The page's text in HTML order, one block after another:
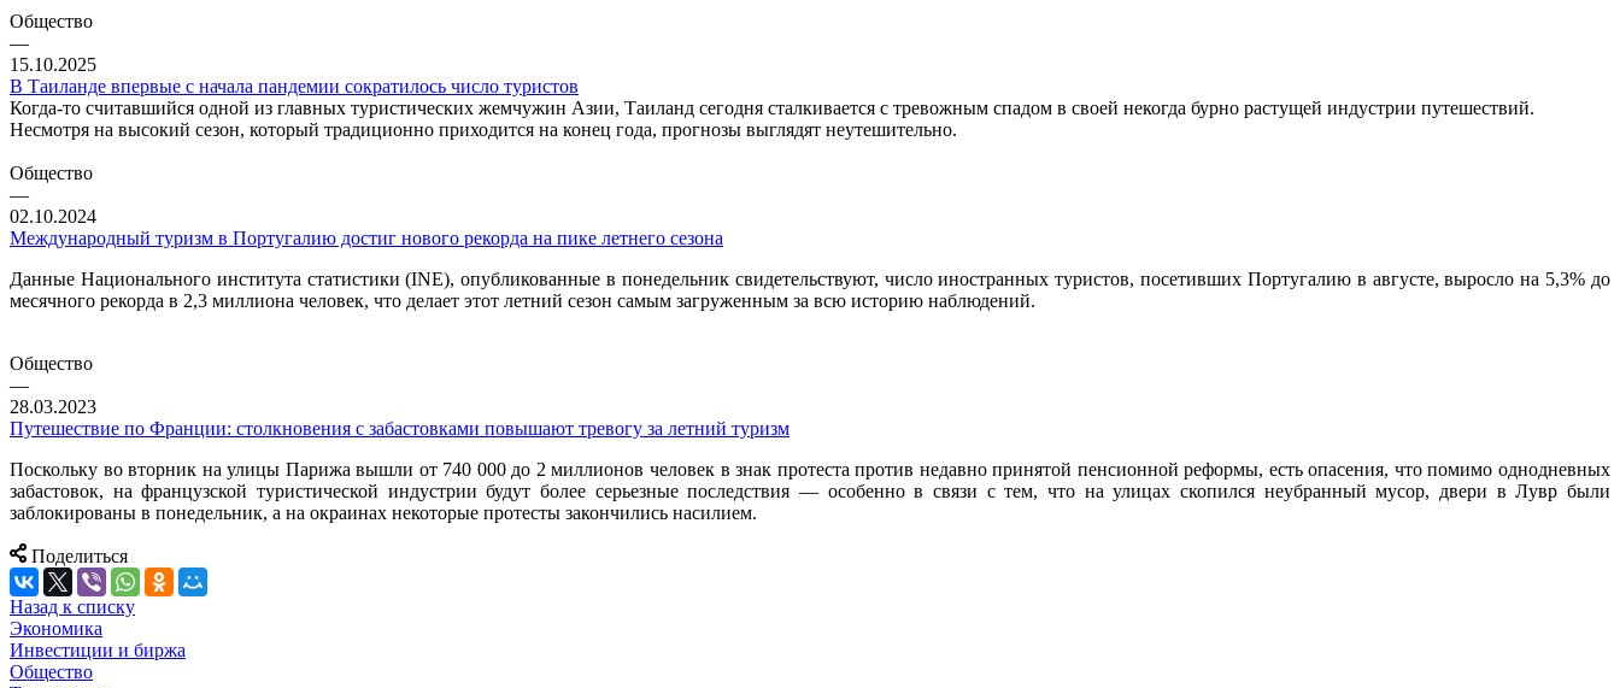
Общество
—
15.10.2025
В Таиланде впервые с начала пандемии сократилось число туристов
Когда-то считавшийся одной из главных туристических жемчужин Азии, Таиланд сегодня сталкивается с тревожным спадом в своей некогда бурно растущей индустрии путешествий.
Несмотря на высокий сезон, который традиционно приходится на конец года, прогнозы выглядят неутешительно.
Общество
—
02.10.2024
Международный туризм в Португалию достиг нового рекорда на пике летнего сезона
Данные Национального института статистики (INE), опубликованные в понедельник свидетельствуют, число иностранных туристов, посетивших Португалию в августе, выросло на 5,3% до
месячного рекорда в 2,3 миллиона человек, что делает этот летний сезон самым загруженным за всю историю наблюдений.
Общество
—
28.03.2023
Путешествие по Франции: столкновения с забастовками повышают тревогу за летний туризм
Поскольку во вторник на улицы Парижа вышли от 740 000 до 2 миллионов человек в знак протеста против недавно принятой пенсионной реформы, есть опасения, что помимо однодневных
забастовок, на французской туристической индустрии будут более серьезные последствия — особенно в связи с тем, что на улицах скопился неубранный мусор, двери в Лувр были
заблокированы в понедельник, а на окраинах некоторые протесты закончились насилием.
Поделиться
Назад к списку
Экономика
Инвестиции и биржа
Общество